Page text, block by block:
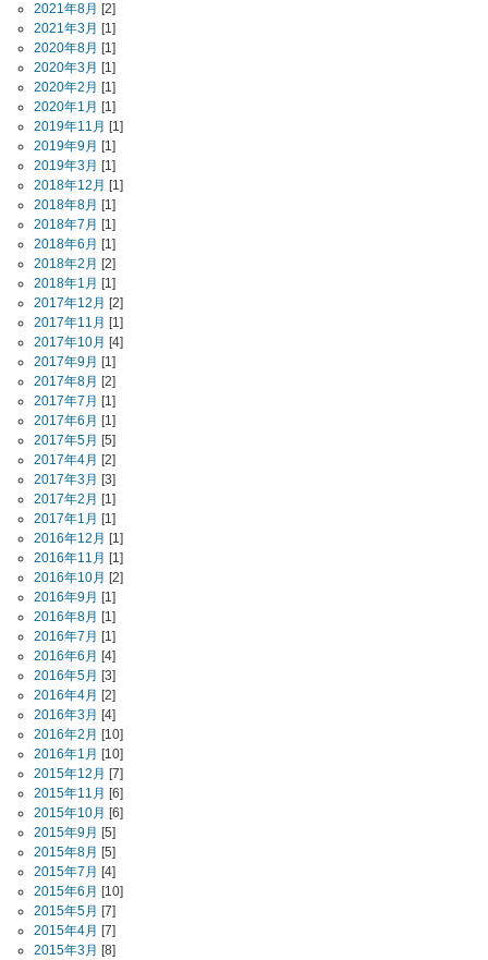
2021年8月 [2]
2021年3月 [1]
2020年8月 [1]
2020年3月 [1]
2020年2月 [1]
2020年1月 [1]
2019年11月 [1]
2019年9月 [1]
2019年3月 [1]
2018年12月 [1]
2018年8月 [1]
2018年7月 [1]
2018年6月 [1]
2018年2月 [2]
2018年1月 [1]
2017年12月 [2]
2017年11月 [1]
2017年10月 [4]
2017年9月 [1]
2017年8月 [2]
2017年7月 [1]
2017年6月 [1]
2017年5月 [5]
2017年4月 [2]
2017年3月 [3]
2017年2月 [1]
2017年1月 [1]
2016年12月 [1]
2016年11月 [1]
2016年10月 [2]
2016年9月 [1]
2016年8月 [1]
2016年7月 [1]
2016年6月 [4]
2016年5月 [3]
2016年4月 [2]
2016年3月 [4]
2016年2月 [10]
2016年1月 [10]
2015年12月 [7]
2015年11月 [6]
2015年10月 [6]
2015年9月 [5]
2015年8月 [5]
2015年7月 [4]
2015年6月 [10]
2015年5月 [7]
2015年4月 [7]
2015年3月 [8]